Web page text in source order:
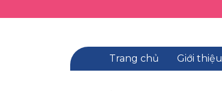
Trang chủ Giới thiệu